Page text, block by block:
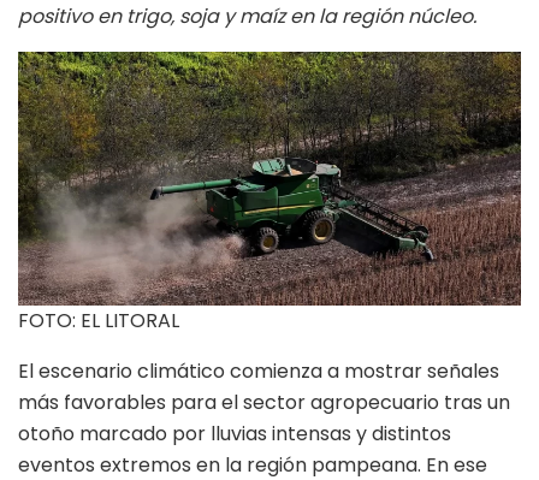
positivo en trigo, soja y maíz en la región núcleo.
FOTO: EL LITORAL
El escenario climático comienza a mostrar señales
más favorables para el sector agropecuario tras un
otoño marcado por lluvias intensas y distintos
eventos extremos en la región pampeana. En ese